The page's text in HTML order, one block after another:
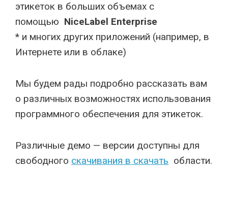
этикеток в больших объемах с
помощью NiceLabel Enterprise
* и многих других приложений (например, в
Интернете или в облаке)
Мы будем рады подробно рассказать вам
о различных возможностях использования
программного обеспечения для этикеток.
Различные демо — версии доступны для
свободного скачивания в скачать области.